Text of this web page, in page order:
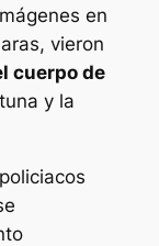
en
vieron
cuerpo de
y la